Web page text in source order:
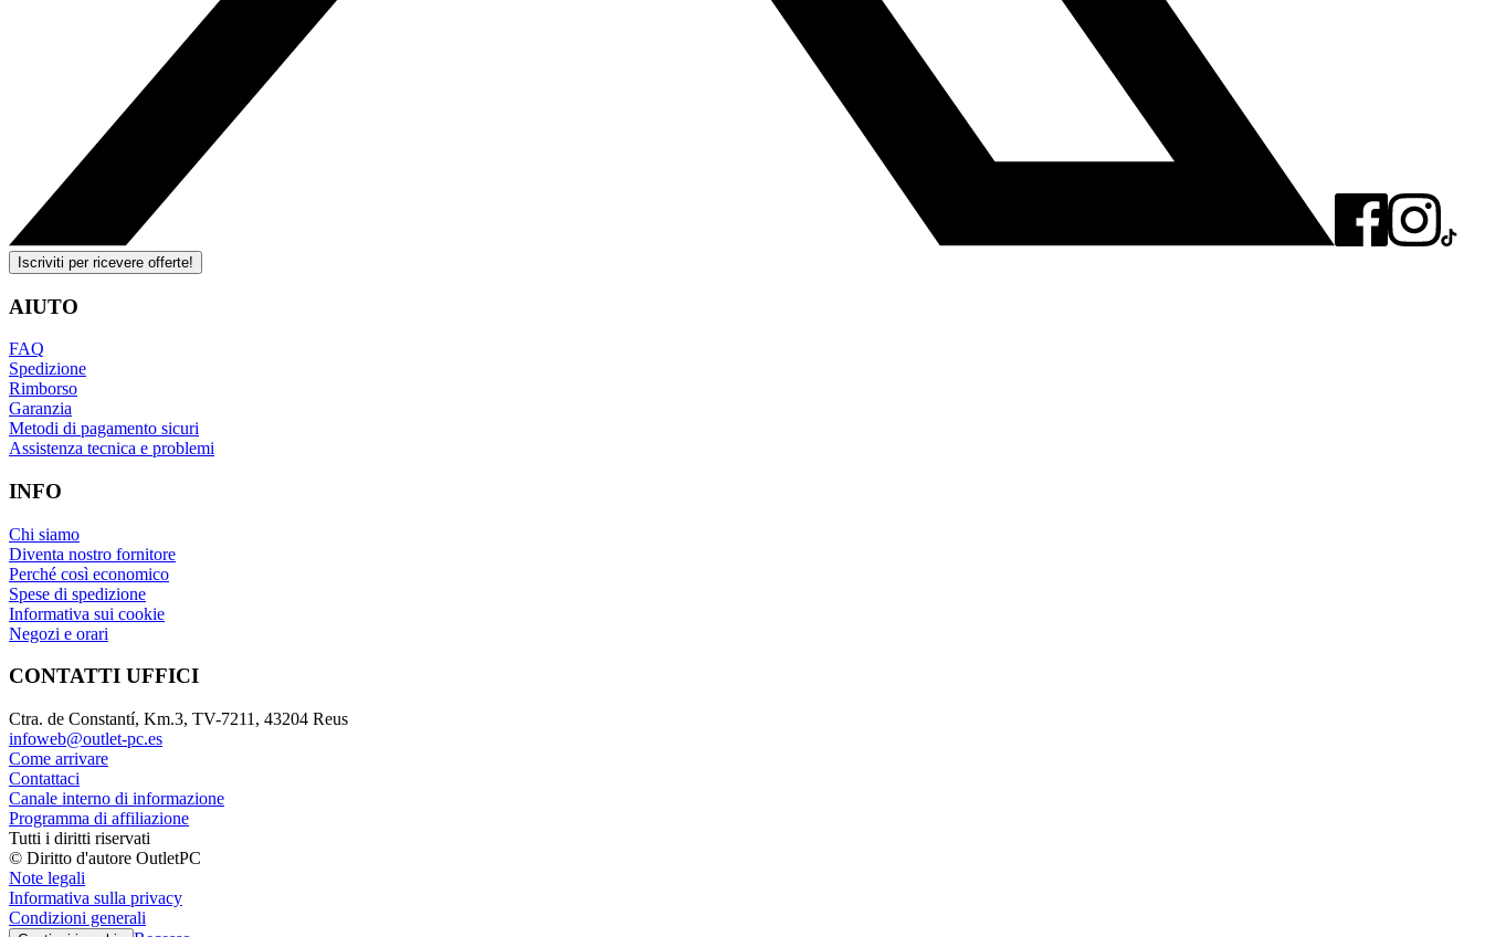
Iscriviti per ricevere offerte!
AIUTO
FAQ
Spedizione
Rimborso
Garanzia
Metodi di pagamento sicuri
Assistenza tecnica e problemi
INFO
Chi siamo
Diventa nostro fornitore
Perché così economico
Spese di spedizione
Informativa sui cookie
Negozi e orari
CONTATTI UFFICI
Ctra. de Constantí, Km.3, TV-7211, 43204 Reus
infoweb@outlet-pc.es
Come arrivare
Contattaci
Canale interno di informazione
Programma di affiliazione
Tutti i diritti riservati
© Diritto d'autore OutletPC
Note legali
Informativa sulla privacy
Condizioni generali